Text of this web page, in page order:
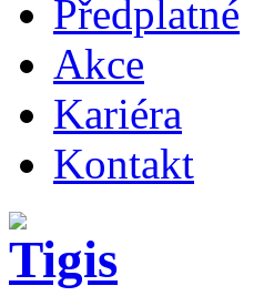
Předplatné
Akce
Kariéra
Kontakt